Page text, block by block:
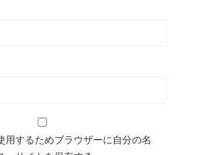
用するためブラウザーに自分の名